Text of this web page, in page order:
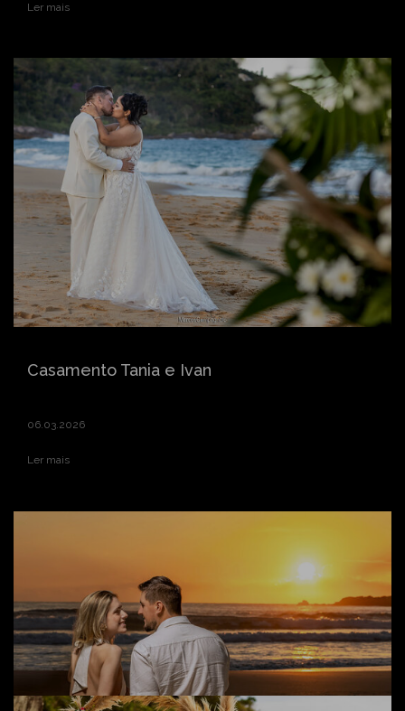
Ler mais
Casamento Tania e Ivan
06.03.2026
Ler mais